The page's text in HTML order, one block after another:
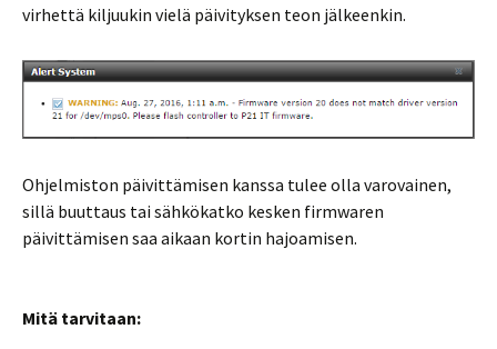
virhettä kiljuukin vielä päivityksen teon jälkeenkin.
Ohjelmiston päivittämisen kanssa tulee olla varovainen,
sillä buuttaus tai sähkökatko kesken firmwaren
päivittämisen saa aikaan kortin hajoamisen.
Mitä tarvitaan: